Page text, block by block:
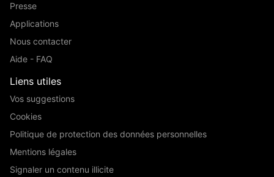
Presse
Applications
Nous contacter
Aide - FAQ
Liens utiles
Vos suggestions
Cookies
Politique de protection des données personnelles
Mentions légales
Signaler un contenu illicite